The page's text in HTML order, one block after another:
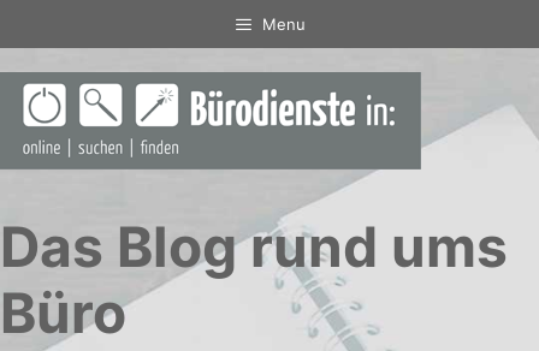
Inhalt
springen
Menu
Das Blog rund ums
Büro